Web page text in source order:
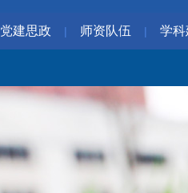
党建思政 | 师资队伍 | 学